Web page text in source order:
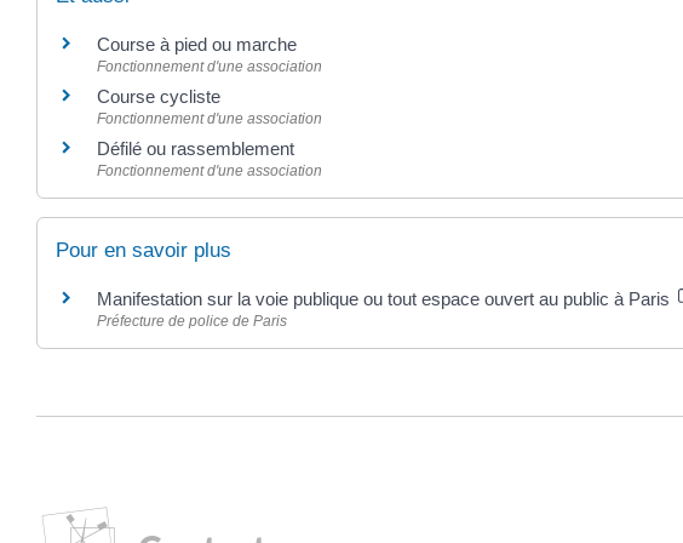
Course à pied ou marche
Fonctionnement d'une association
Course cycliste
Fonctionnement d'une association
Défilé ou rassemblement
Fonctionnement d'une association
Pour en savoir plus
Manifestation sur la voie publique ou tout espace ouvert au public à Paris
Préfecture de police de Paris